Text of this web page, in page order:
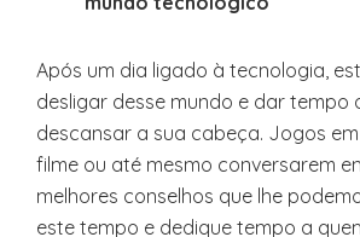
Após um dia ligado à tecnologia,
desligar desse mundo e dar tempo
descansar a sua cabeça. Jogos
filme ou até mesmo conversarem
melhores conselhos que lhe
este tempo e dedique tempo a